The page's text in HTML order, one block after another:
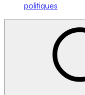
politiques